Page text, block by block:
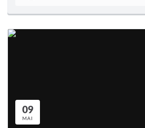
09
MAI